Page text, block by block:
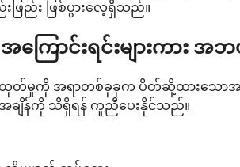
ြည်း ဖြစ်ပွားလေ့ရှိသည်။
ကြောင်းရင်းများကား အ
န့်ထုတ်မှုကို အရာတစ်ခုခုက ပိတ်ဆို့ထားသောအ
အချိန်ကို သိရှိရန် ကူညီပေးနိုင်သည်။